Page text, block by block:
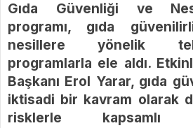
Gıda Güvenliği ve
programı, gıda
nesillere yönelik
programlarla ele aldı.
Başkanı Erol Yarar, gıda
iktisadi bir kavram olarak
risklerle